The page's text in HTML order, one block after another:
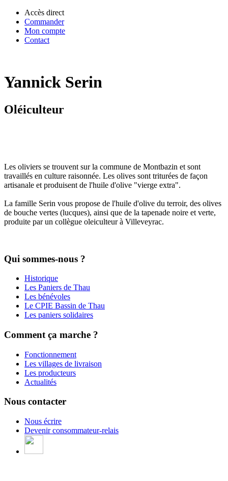
Accès direct
Commander
Mon compte
Contact
Yannick Serin
Oléiculteur
Les oliviers se trouvent sur la commune de Montbazin et sont
travaillés en culture raisonnée. Les olives sont triturées de façon
artisanale et produisent de l'huile d'olive "vierge extra".
La famille Serin vous propose de l'huile d'olive du terroir, des olives
de bouche vertes (lucques), ainsi que de la tapenade noire et verte,
produite par un collègue oleiculteur à Villeveyrac.
Qui sommes-nous ?
Historique
Les Paniers de Thau
Les bénévoles
Le CPIE Bassin de Thau
Les paniers solidaires
Comment ça marche ?
Fonctionnement
Les villages de livraison
Les producteurs
Actualités
Nous contacter
Nous écrire
Devenir consommateur-relais